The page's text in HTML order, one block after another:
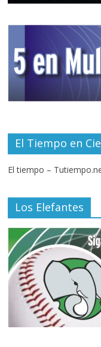
El Tiempo en
El tiempo –
Los Elefantes